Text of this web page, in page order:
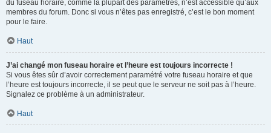
du fuseau horaire, comme la plupart des paramètres, n’est accessible qu’aux
membres du forum. Donc si vous n’êtes pas enregistré, c’est le bon moment
pour le faire.
Haut
J’ai changé mon fuseau horaire et l’heure est toujours incorrecte !
Si vous êtes sûr d’avoir correctement paramétré votre fuseau horaire et que
l’heure est toujours incorrecte, il se peut que le serveur ne soit pas à l’heure.
Signalez ce problème à un administrateur.
Haut